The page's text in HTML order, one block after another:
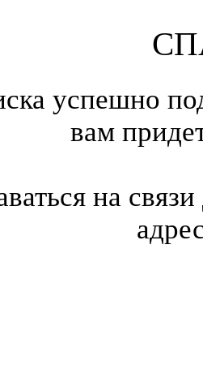
успешно
вам
на